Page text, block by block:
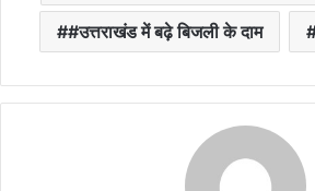
#उत्तराखंड में बढ़े बिजली के दाम